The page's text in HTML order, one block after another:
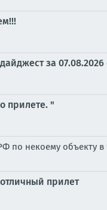
за
прилете. "
некоему объекту
прилет